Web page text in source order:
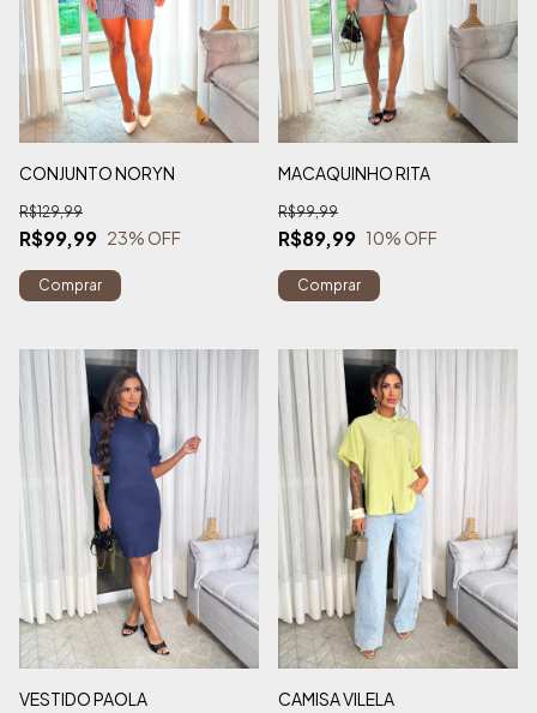
CONJUNTO NORYN
R$99,99
R$129,99
23% OFF
Comprar
MACAQUINHO RITA
R$89,99
R$99,99
10% OFF
Comprar
VESTIDO PAOLA CAMISA VILELA